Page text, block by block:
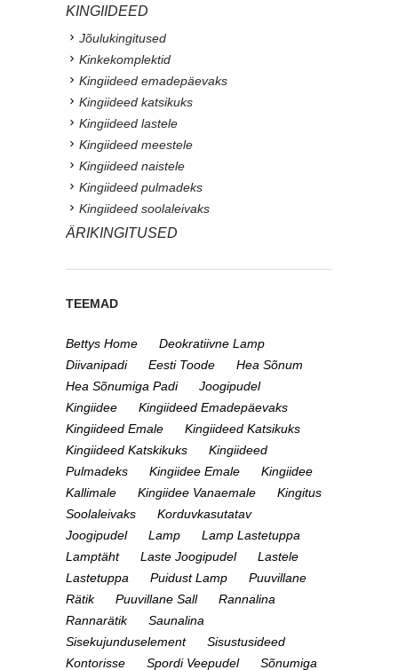
KINGIIDEED
Jõulukingitused
Kinkekomplektid
Kingiideed emadepäevaks
Kingiideed katsikuks
Kingiideed lastele
Kingiideed meestele
Kingiideed naistele
Kingiideed pulmadeks
Kingiideed soolaleivaks
ÄRIKINGITUSED
TEEMAD
Bettys Home
Deokratiivne Lamp
Diivanipadi
Eesti Toode
Hea Sõnum
Hea Sõnumiga Padi
Joogipudel
Kingiidee
Kingiideed Emadepäevaks
Kingiideed Emale
Kingiideed Katsikuks
Kingiideed Katskikuks
Kingiideed
Pulmadeks
Kingiidee Emale
Kingiidee
Kallimale
Kingiidee Vanaemale
Kingitus
Soolaleivaks
Korduvkasutatav
Joogipudel
Lamp
Lamp Lastetuppa
Lamptäht
Laste Joogipudel
Lastele
Lastetuppa
Puidust Lamp
Puuvillane
Rätik
Puuvillane Sall
Rannalina
Rannarätik
Saunalina
Sisekujunduselement
Sisustusideed
Kontorisse
Spordi Veepudel
Sõnumiga